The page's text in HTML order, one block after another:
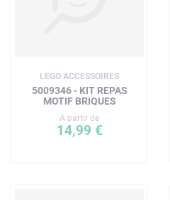
LEGO ACCESSOIRES
5009346 - KIT REPAS
MOTIF BRIQUES
A partir de
14,99 €